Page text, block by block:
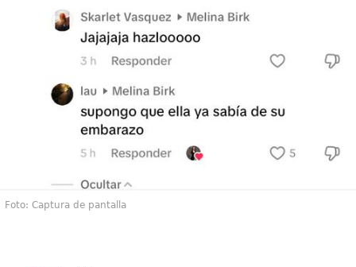
Foto: Captura de pantalla